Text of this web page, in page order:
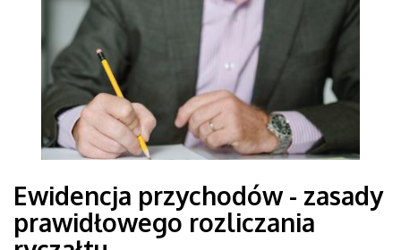
Ewidencja przychodów - zasady
prawidłowego rozliczania